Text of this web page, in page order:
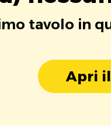
tavolo in
Apri